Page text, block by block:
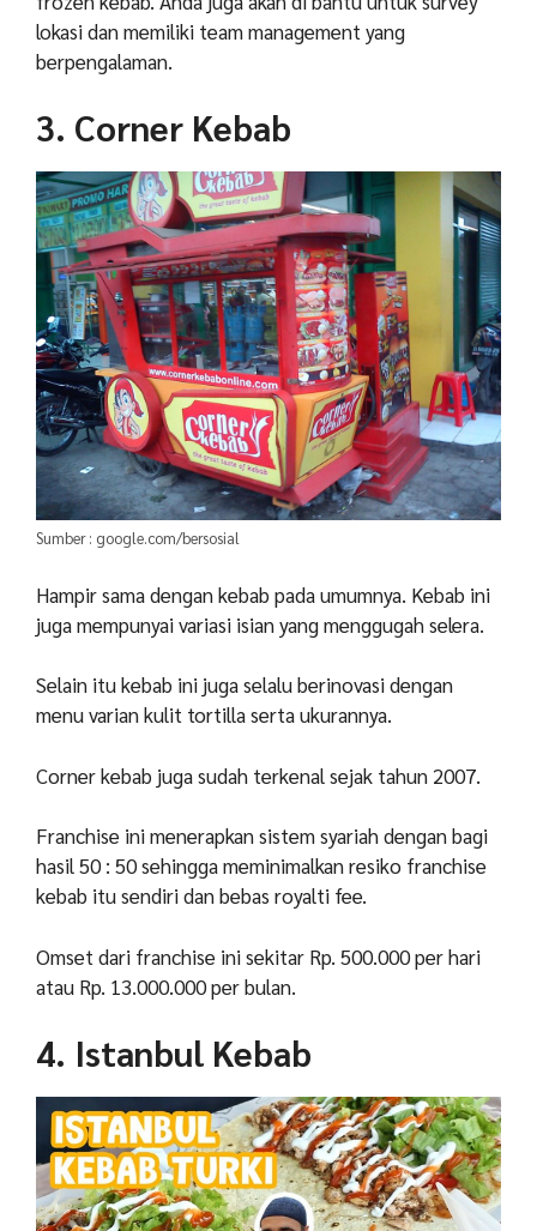
lokasi dan memiliki team management yang
berpengalaman.
3. Corner Kebab
Sumber : google.com/bersosial
Hampir sama dengan kebab pada umumnya. Kebab ini
juga mempunyai variasi isian yang menggugah selera.
Selain itu kebab ini juga selalu berinovasi dengan
menu varian kulit tortilla serta ukurannya.
Corner kebab juga sudah terkenal sejak tahun 2007.
Franchise ini menerapkan sistem syariah dengan bagi
hasil 50 : 50 sehingga meminimalkan resiko franchise
kebab itu sendiri dan bebas royalti fee.
Omset dari franchise ini sekitar Rp. 500.000 per hari
atau Rp. 13.000.000 per bulan.
4. Istanbul Kebab